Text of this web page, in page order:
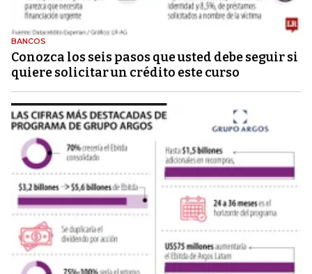
BANCOS
Conozca los seis pasos que usted debe seguir si
quiere solicitar un crédito este curso